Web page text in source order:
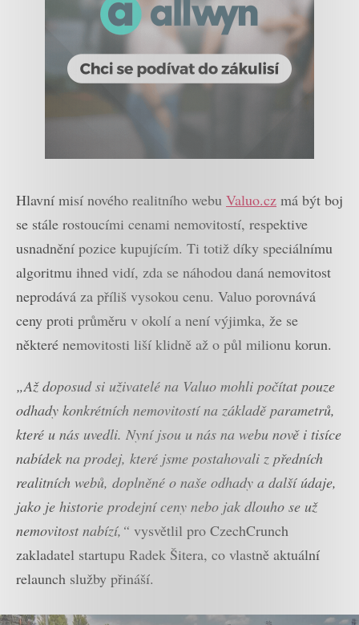
Hlavní misí nového realitního webu Valuo.cz má být boj
se stále rostoucími cenami nemovitostí, respektive
usnadnění pozice kupujícím. Ti totiž díky speciálnímu
algoritmu ihned vidí, zda se náhodou daná nemovitost
neprodává za příliš vysokou cenu. Valuo porovnává
ceny proti průměru v okolí a není výjimka, že se
některé nemovitosti liší klidně až o půl milionu korun.
„Až doposud si uživatelé na Valuo mohli počítat pouze
odhady konkrétních nemovitostí na základě parametrů,
které u nás uvedli. Nyní jsou u nás na webu nově i tisíce
nabídek na prodej, které jsme postahovali z předních
realitních webů, doplněné o naše odhady a další údaje,
jako je historie prodejní ceny nebo jak dlouho se už
nemovitost nabízí,“ vysvětlil pro CzechCrunch
zakladatel startupu Radek Šitera, co vlastně aktuální
relaunch služby přináší.